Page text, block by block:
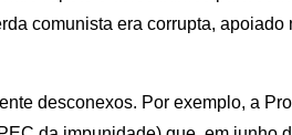
comunista era corrupta, apoiado
desconexos. Por exemplo, a